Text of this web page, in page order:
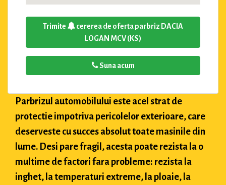
Trimite
cererea de oferta parbriz DACIA
LOGAN MCV (KS)
Suna acum
Parbrizul automobilului este acel strat de
protectie impotriva pericolelor exterioare, care
deserveste cu succes absolut toate masinile din
lume. Desi pare fragil, acesta poate rezista la o
multime de factori fara probleme: rezista la
inghet, la temperaturi extreme, la ploaie, la